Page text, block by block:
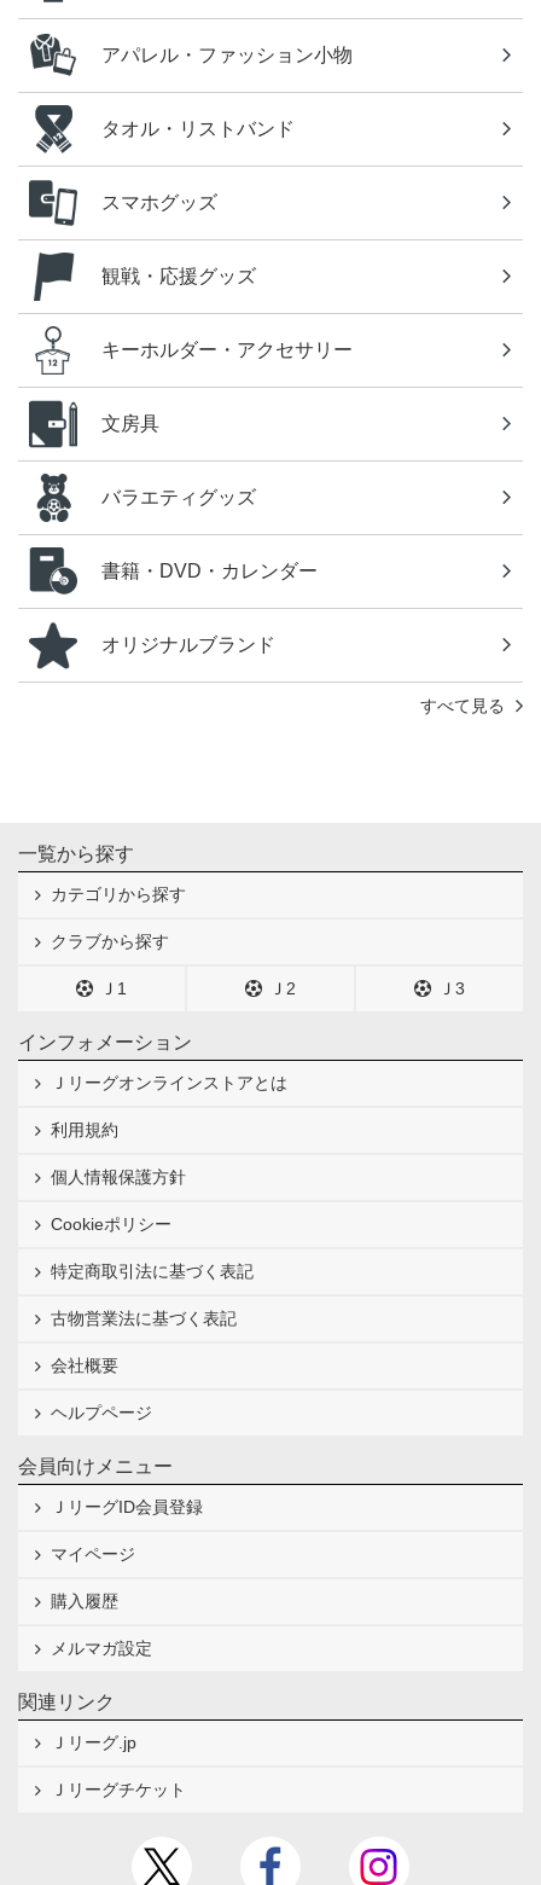
アパレル・ファッション小物
タオル・リストバンド
スマホグッズ
観戦・応援グッズ
キーホルダー・アクセサリー
文房具
バラエティグッズ
書籍・DVD・カレンダー
オリジナルブランド
すべて見る
一覧から探す
カテゴリから探す
クラブから探す
Ｊ1 Ｊ2 Ｊ3
インフォメーション
Ｊリーグオンラインストアとは
利用規約
個人情報保護方針
Cookieポリシー
特定商取引法に基づく表記
古物営業法に基づく表記
会社概要
ヘルプページ
会員向けメニュー
ＪリーグID会員登録
マイページ
購入履歴
メルマガ設定
関連リンク
Ｊリーグ.jp
Ｊリーグチケット